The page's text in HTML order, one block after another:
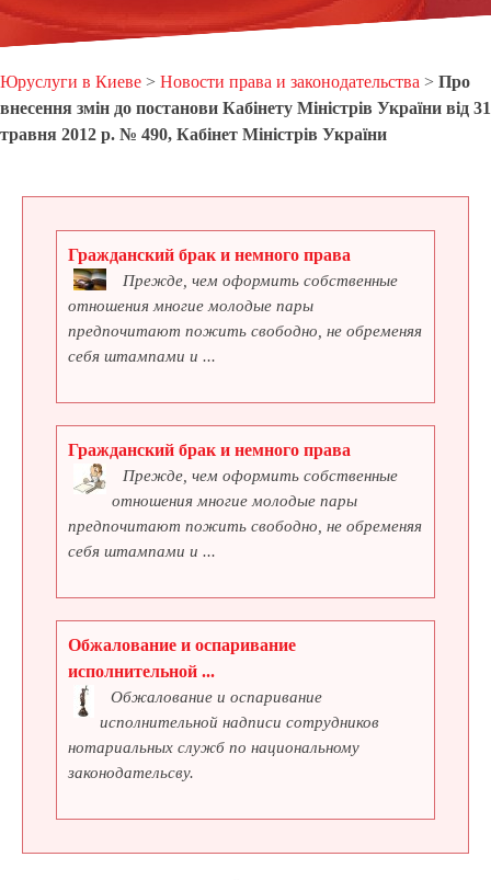
Юруслуги в Киеве > Новости права и законодательства > Про
внесення змін до постанови Кабінету Міністрів України від 31
травня 2012 р. № 490, Кабінет Міністрів України
Гражданский брак и немного права
Прежде, чем оформить собственные
отношения многие молодые пары
предпочитают пожить свободно, не обременяя
себя штампами и ...
Гражданский брак и немного права
Прежде, чем оформить собственные
отношения многие молодые пары
предпочитают пожить свободно, не обременяя
себя штампами и ...
Обжалование и оспаривание
исполнительной ...
Обжалование и оспаривание
исполнительной надписи сотрудников
нотариальных служб по национальному
законодательсву.